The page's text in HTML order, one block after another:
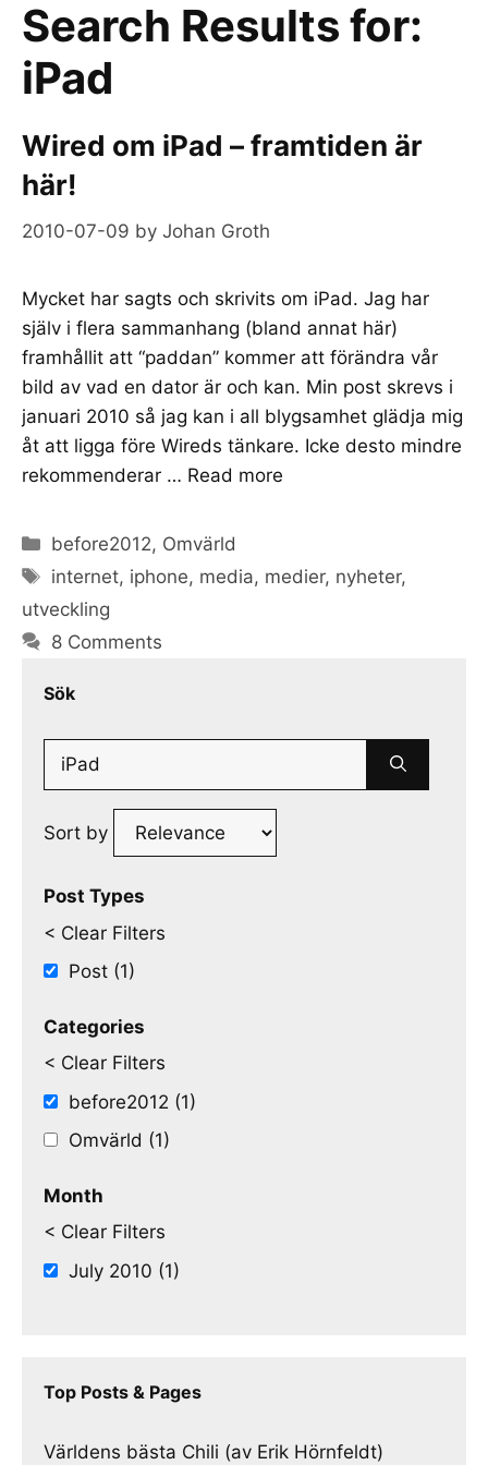
Search Results for:
iPad
Wired om iPad – framtiden är
här!
2010-07-09 by Johan Groth
Mycket har sagts och skrivits om iPad. Jag har
själv i flera sammanhang (bland annat här)
framhållit att “paddan” kommer att förändra vår
bild av vad en dator är och kan. Min post skrevs i
januari 2010 så jag kan i all blygsamhet glädja mig
åt att ligga före Wireds tänkare. Icke desto mindre
rekommenderar … Read more
Categories
before2012, Omvärld
Tags
internet, iphone, media, medier, nyheter,
utveckling
8 Comments
Sök
Search
Sort by
Post Types
< Clear Filters
Post (1)
Categories
< Clear Filters
before2012 (1)
Omvärld (1)
Month
< Clear Filters
July 2010 (1)
Top Posts & Pages
Världens bästa Chili (av Erik Hörnfeldt)